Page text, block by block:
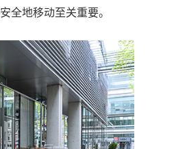
地移动至关重要。